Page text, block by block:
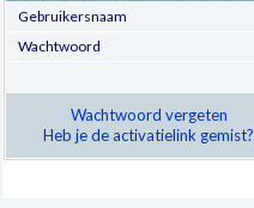
Gebruikersnaam
Wachtwoord
Wachtwoord vergeten
Heb je de activatielink gemist?